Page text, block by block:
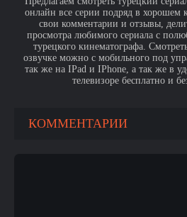
онлайн все серии подряд в хорошем
свои комментарии и отзывы,
просмотра любимого сериала с
турецкого кинематографа.
озвучке можно с мобильного под
так же на IPad и IPhone, а так же в
телевизоре бесплатно и
КОММЕНТАРИИ